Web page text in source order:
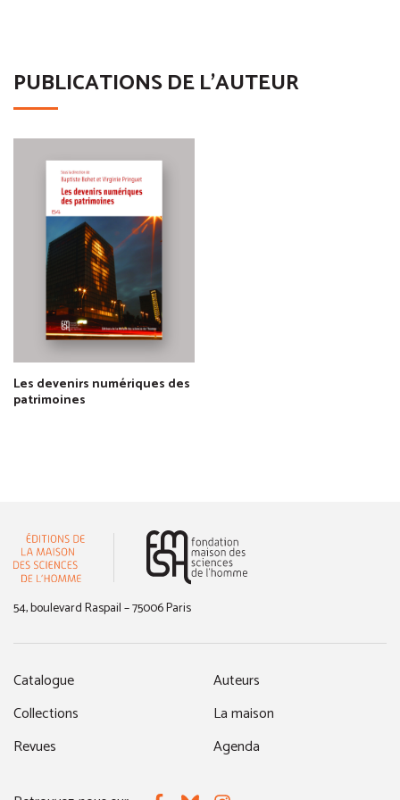
PUBLICATIONS DE L'AUTEUR
Les devenirs numériques des
patrimoines
54, boulevard Raspail – 75006 Paris
Catalogue
Collections
Revues
Auteurs
La maison
Agenda